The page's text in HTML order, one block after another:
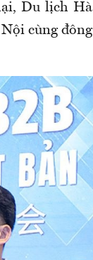
Du lịch Hà
cùng đông